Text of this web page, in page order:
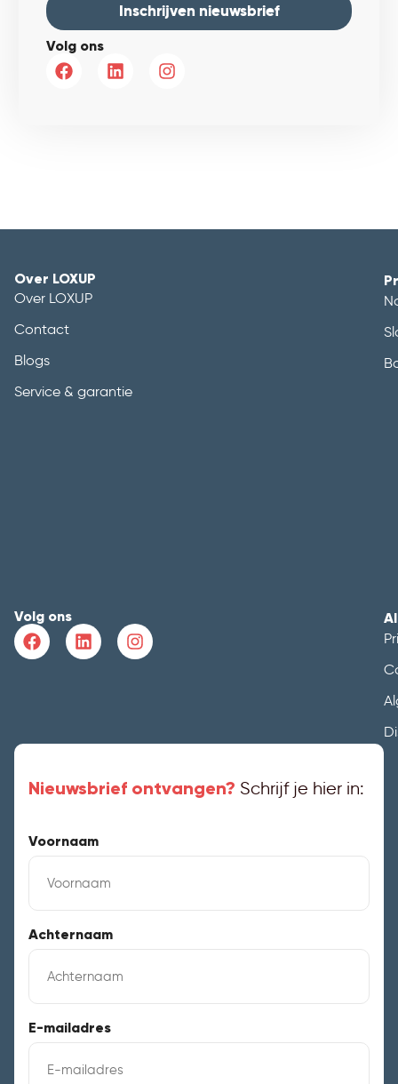
Inschrijven nieuwsbrief
Volg ons
Over LOXUP
Over LOXUP
Contact
Blogs
Service & garantie
Volg ons
Nieuwsbrief ontvangen? Schrijf je hier in:
Voornaam
Achternaam
E-mailadres